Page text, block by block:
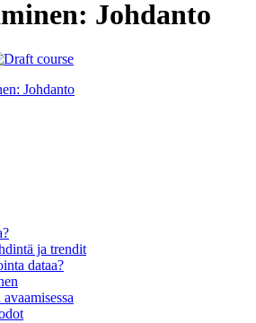
Johdanto
Johdanto
ja trendit
dataa?